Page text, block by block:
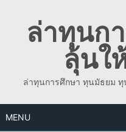
contentล่าทุนก
ลุ้นใ
ล่าทุนการศึกษา ทุนมัธยม ทุ
MENU